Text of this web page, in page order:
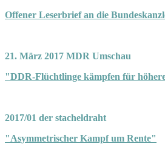
Offener Leserbrief an die
21. März 2017 MDR Umschau
"DDR-Flüchtlinge kämpfen für
2017/01 der stacheldraht
"Asymmetrischer Kampf um Rente"